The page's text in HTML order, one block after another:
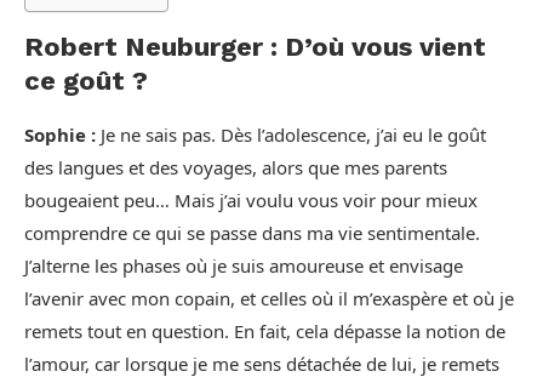
Robert Neuburger : D’où vous vient
ce goût ?
Sophie : Je ne sais pas. Dès l’adolescence, j’ai eu le goût
des langues et des voyages, alors que mes parents
bougeaient peu… Mais j’ai voulu vous voir pour mieux
comprendre ce qui se passe dans ma vie sentimentale.
J’alterne les phases où je suis amoureuse et envisage
l’avenir avec mon copain, et celles où il m’exaspère et où je
remets tout en question. En fait, cela dépasse la notion de
l’amour, car lorsque je me sens détachée de lui, je remets